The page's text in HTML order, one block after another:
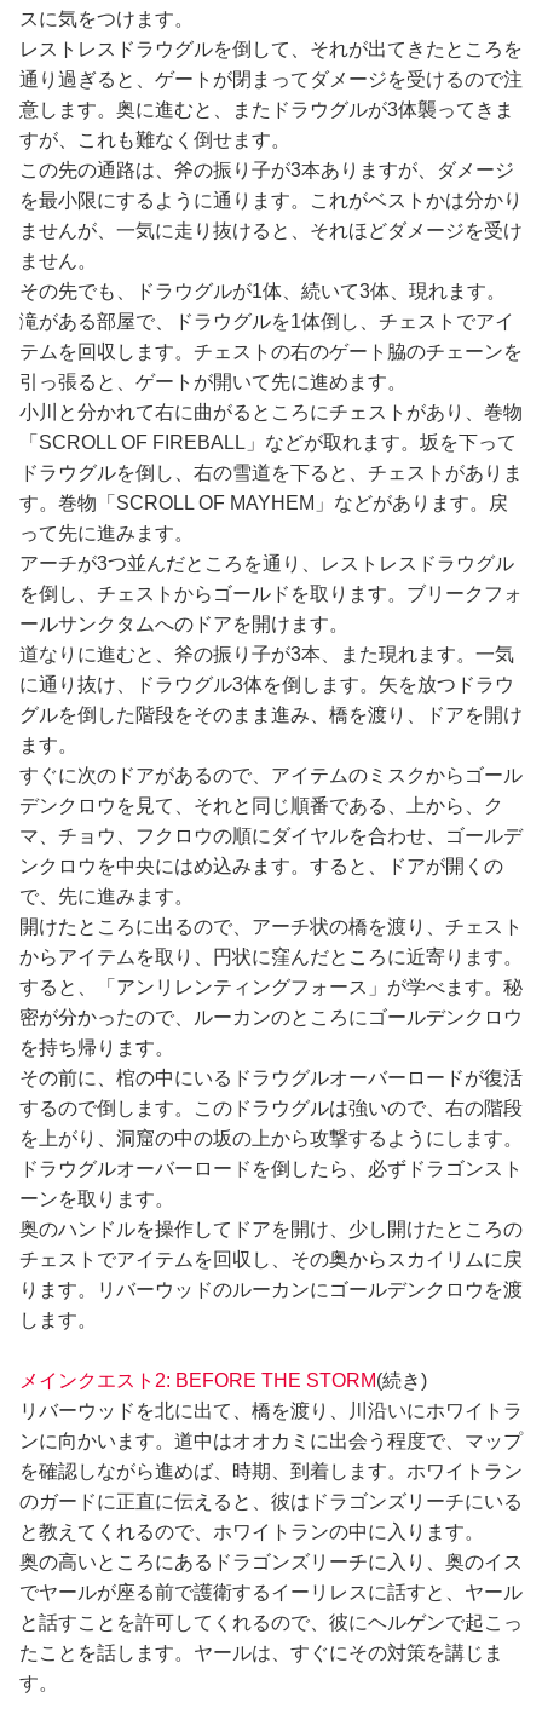
スに気をつけます。
レストレスドラウグルを倒して、それが出てきたところを
通り過ぎると、ゲートが閉まってダメージを受けるので注
意します。奥に進むと、またドラウグルが3体襲ってきま
すが、これも難なく倒せます。
この先の通路は、斧の振り子が3本ありますが、ダメージ
を最小限にするように通ります。これがベストかは分かり
ませんが、一気に走り抜けると、それほどダメージを受け
ません。
その先でも、ドラウグルが1体、続いて3体、現れます。
滝がある部屋で、ドラウグルを1体倒し、チェストでアイ
テムを回収します。チェストの右のゲート脇のチェーンを
引っ張ると、ゲートが開いて先に進めます。
小川と分かれて右に曲がるところにチェストがあり、巻物
「SCROLL OF FIREBALL」などが取れます。坂を下って
ドラウグルを倒し、右の雪道を下ると、チェストがありま
す。巻物「SCROLL OF MAYHEM」などがあります。戻
って先に進みます。
アーチが3つ並んだところを通り、レストレスドラウグル
を倒し、チェストからゴールドを取ります。ブリークフォ
ールサンクタムへのドアを開けます。
道なりに進むと、斧の振り子が3本、また現れます。一気
に通り抜け、ドラウグル3体を倒します。矢を放つドラウ
グルを倒した階段をそのまま進み、橋を渡り、ドアを開け
ます。
すぐに次のドアがあるので、アイテムのミスクからゴール
デンクロウを見て、それと同じ順番である、上から、ク
マ、チョウ、フクロウの順にダイヤルを合わせ、ゴールデ
ンクロウを中央にはめ込みます。すると、ドアが開くの
で、先に進みます。
開けたところに出るので、アーチ状の橋を渡り、チェスト
からアイテムを取り、円状に窪んだところに近寄ります。
すると、「アンリレンティングフォース」が学べます。秘
密が分かったので、ルーカンのところにゴールデンクロウ
を持ち帰ります。
その前に、棺の中にいるドラウグルオーバーロードが復活
するので倒します。このドラウグルは強いので、右の階段
を上がり、洞窟の中の坂の上から攻撃するようにします。
ドラウグルオーバーロードを倒したら、必ずドラゴンスト
ーンを取ります。
奥のハンドルを操作してドアを開け、少し開けたところの
チェストでアイテムを回収し、その奥からスカイリムに戻
ります。リバーウッドのルーカンにゴールデンクロウを渡
します。
メインクエスト2: BEFORE THE STORM(続き)
リバーウッドを北に出て、橋を渡り、川沿いにホワイトラ
ンに向かいます。道中はオオカミに出会う程度で、マップ
を確認しながら進めば、時期、到着します。ホワイトラン
のガードに正直に伝えると、彼はドラゴンズリーチにいる
と教えてくれるので、ホワイトランの中に入ります。
奥の高いところにあるドラゴンズリーチに入り、奥のイス
でヤールが座る前で護衛するイーリレスに話すと、ヤール
と話すことを許可してくれるので、彼にヘルゲンで起こっ
たことを話します。ヤールは、すぐにその対策を講じま
す。